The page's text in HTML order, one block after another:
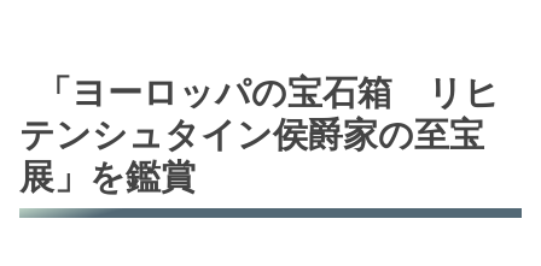
「ヨーロッパの宝石箱 リヒ
テンシュタイン侯爵家の至宝
展」を鑑賞